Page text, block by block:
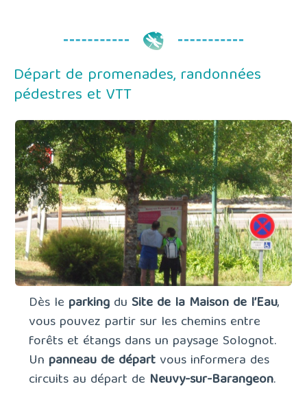
Départ de promenades, randonnées
pédestres et VTT
Dès le parking du Site de la Maison de l’Eau,
vous pouvez partir sur les chemins entre
forêts et étangs dans un paysage Solognot.
Un panneau de départ vous informera des
circuits au départ de Neuvy-sur-Barangeon.